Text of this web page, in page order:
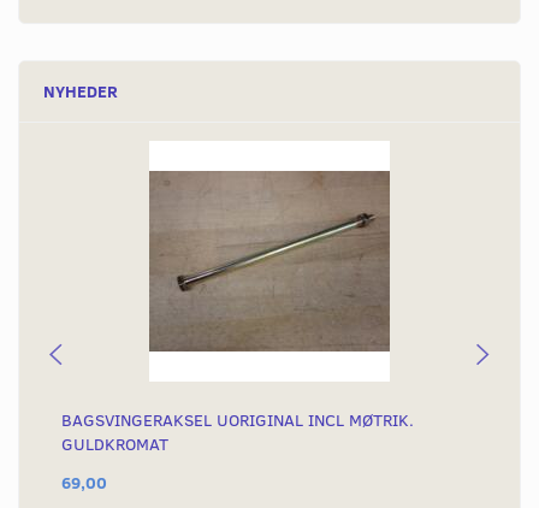
NYHEDER
BAGSVINGERAKSEL UORIGINAL INCL MØTRIK.
GULDKROMAT
69,00